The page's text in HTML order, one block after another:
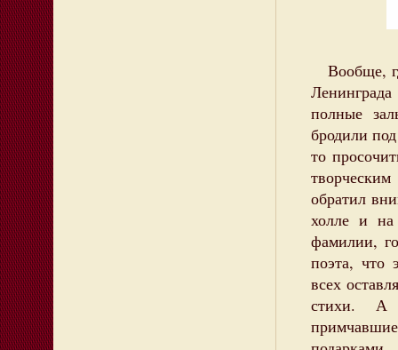
Вообще,
полные
бродили
то
обратил
холле и
фамилии,
поэта, что
всех
стихи. А